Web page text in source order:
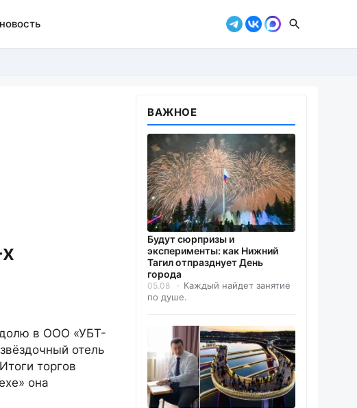
долю в ООО «УБТ-
отель
торгов
она
ВАЖНОЕ
Будут сюрпризы и
эксперименты: как Нижний
Тагил отпразднует День
города
05.08
Каждый найдет занятие
по душе.